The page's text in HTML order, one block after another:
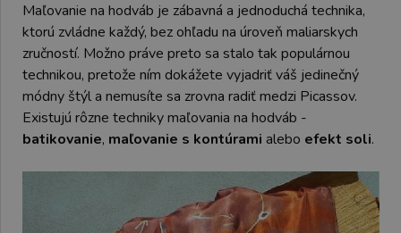
Maľovanie na hodváb je zábavná a jednoduchá technika,
ktorú zvládne každý, bez ohľadu na úroveň maliarskych
zručností. Možno práve preto sa stalo tak populárnou
technikou, pretože ním dokážete vyjadriť váš jedinečný
módny štýl a nemusíte sa zrovna radiť medzi Picassov.
Existujú rôzne techniky maľovania na hodváb -
batikovanie, maľovanie s kontúrami alebo efekt soli.